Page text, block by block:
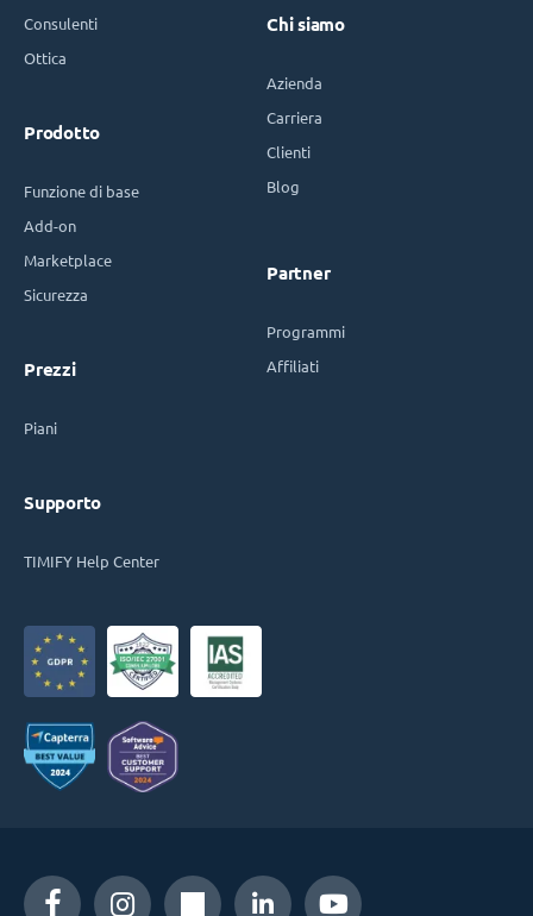
Consulenti
Ottica
Prodotto
Funzione di base
Add-on
Marketplace
Sicurezza
Prezzi
Piani
Supporto
TIMIFY Help Center
Chi siamo
Azienda
Carriera
Clienti
Blog
Partner
Programmi
Affiliati